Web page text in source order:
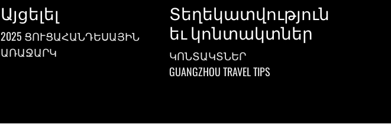
Այցելել
2025 ՑՈՒՑԱՀԱՆԴԵՍԱՅԻՆ
ԱՌԱՋԱՐԿ
Տեղեկատվություն
եւ կոնտակտներ
ԿՈՆՏԱԿՏՆԵՐ
GUANGZHOU TRAVEL TIPS